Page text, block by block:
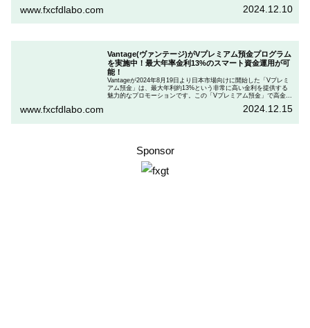
ます。さらに、TradingCultがほぼ定期的に実施している割引コー
www.fxcfdlabo.com 2024.12.10
Vantage(ヴァンテージ)がVプレミアム預金プログラム
を実施中！最大年率金利13%のスマート資金運用が可
能！
Vantageが2024年8月19日より日本市場向けに開始した「Vプレミ
アム預金」は、最大年利約13%という非常に高い金利を提供する
魅力的なプロモーションです。この「Vプレミアム預金」で高金利
「Vプレミアム預金」を行いたい人は、この記事をしっかりと読ん
www.fxcfdlabo.com 2024.12.15
Sponsor